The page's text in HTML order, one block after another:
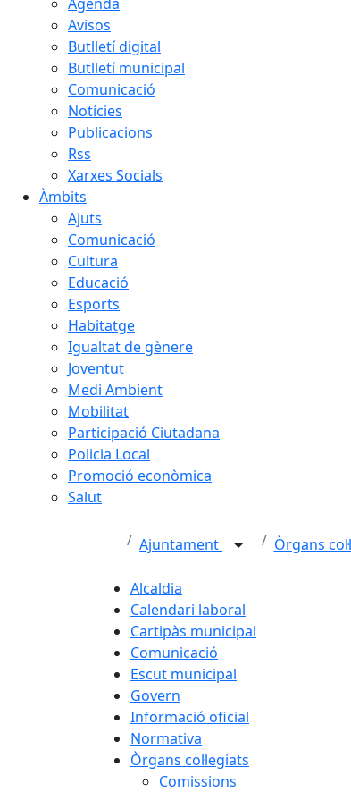
Avisos
Butlletí digital
Butlletí municipal
Comunicació
Notícies
Publicacions
Rss
Xarxes Socials
Àmbits
Ajuts
Comunicació
Cultura
Educació
Esports
Habitatge
Igualtat de gènere
Joventut
Medi Ambient
Mobilitat
Participació Ciutadana
Policia Local
Promoció econòmica
Salut
Ajuntament Òrgans
Alcaldia
Calendari laboral
Cartipàs municipal
Comunicació
Escut municipal
Govern
Informació oficial
Normativa
Òrgans col·legiats
Comissions